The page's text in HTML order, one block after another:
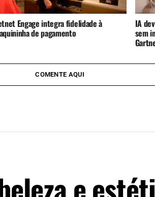
Engage integra fidelidade à
de pagamento
IA
sem
COMENTE AQUI
e